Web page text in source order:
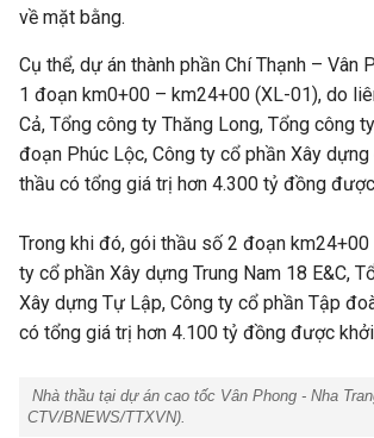
về mặt bằng.
Cụ thể, dự án thành phần Chí Thạnh –
1 đoạn km0+00 – km24+00 (XL-01), do
Cả, Tổng công ty Thăng Long, Tổng công
đoạn Phúc Lộc, Công ty cổ phần Xây
thầu có tổng giá trị hơn 4.300 tỷ đồng
Trong khi đó, gói thầu số 2 đoạn
ty cổ phần Xây dựng Trung Nam 18 E&C,
Xây dựng Tự Lập, Công ty cổ phần Tập
có tổng giá trị hơn 4.100 tỷ đồng được
Nhà thầu tại dự án cao tốc Vân Phong - Nha
CTV/BNEWS/TTXVN).